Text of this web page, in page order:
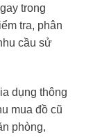
trong
tra, phân
cầu sử
dụng thông
mua đồ cũ
phòng,